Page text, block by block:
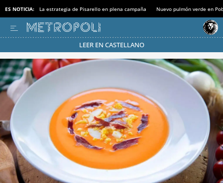
ES NOTICIA: La estrategia de Pisarello en plena campaña Nuevo pulmón verde en
LEER EN CASTELLANO
Pásate al MODO AHORRO